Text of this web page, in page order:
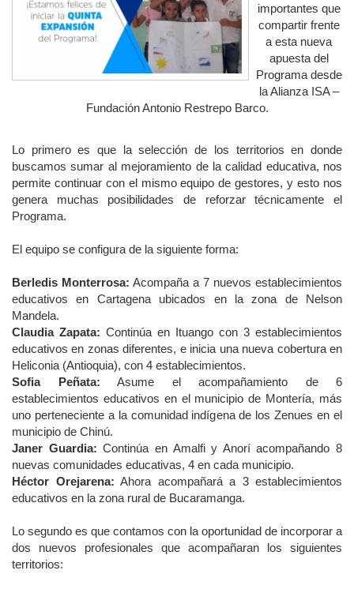
importantes que
compartir frente
a esta nueva
apuesta del
Programa desde
la Alianza ISA –
Fundación Antonio Restrepo Barco.
Lo primero es que la selección de los territorios en donde
buscamos sumar al mejoramiento de la calidad educativa, nos
permite continuar con el mismo equipo de gestores, y esto nos
genera muchas posibilidades de reforzar técnicamente el
Programa.
El equipo se configura de la siguiente forma:
Berledis Monterrosa: Acompaña a 7 nuevos establecimientos
educativos en Cartagena ubicados en la zona de Nelson
Mandela.
Claudia Zapata: Continúa en Ituango con 3 establecimientos
educativos en zonas diferentes, e inicia una nueva cobertura en
Heliconia (Antioquia), con 4 establecimientos.
Sofia Peñata: Asume el acompañamiento de 6
establecimientos educativos en el municipio de Montería, más
uno perteneciente a la comunidad indígena de los Zenues en el
municipio de Chinú.
Janer Guardia: Continúa en Amalfi y Anorí acompañando 8
nuevas comunidades educativas, 4 en cada municipio.
Héctor Orejarena: Ahora acompañará a 3 establecimientos
educativos en la zona rural de Bucaramanga.
Lo segundo es que contamos con la oportunidad de incorporar a
dos nuevos profesionales que acompañaran los siguientes
territorios: